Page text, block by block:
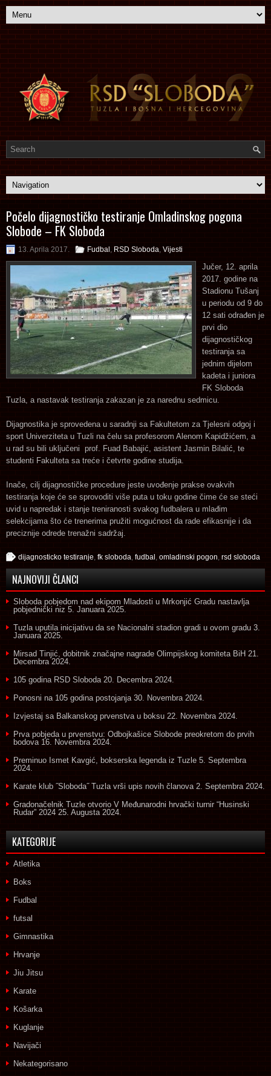
Počelo dijagnostičko testiranje Omladinskog pogona
Slobode – FK Sloboda
13. Aprila 2017. Fudbal RSD Sloboda Vijesti
Jučer, 12. aprila
2017. godine na
Stadionu Tušanj
u periodu od 9 do
12 sati odrađen je
prvi dio
dijagnostičkog
testiranja sa
jednim dijelom
kadeta i juniora
FK Sloboda
Tuzla, a nastavak testiranja zakazan je za narednu sedmicu.
Dijagnostika je sprovedena u saradnji sa Fakultetom za Tjelesni odgoj i
sport Univerziteta u Tuzli na čelu sa profesorom Alenom Kapidžićem, a
u rad su bili uključeni prof. Fuad Babajić, asistent Jasmin Bilalić, te
studenti Fakulteta sa treće i četvrte godine studija.
Inače, cilj dijagnostičke procedure jeste uvođenje prakse ovakvih
testiranja koje će se sprovoditi više puta u toku godine čime će se steći
uvid u napredak i stanje treniranosti svakog fudbalera u mlađim
selekcijama što će trenerima pružiti mogućnost da rade efikasnije i da
preciznije odrede trenažni sadržaj.
dijagnosticko testiranje fk sloboda fudbal omladinski pogon rsd sloboda
NAJNOVIJI ČLANCI
Sloboda pobjedom nad ekipom Mladosti u Mrkonjić Gradu nastavlja
pobjednički niz 5. Januara 2025.
Tuzla uputila inicijativu da se Nacionalni stadion gradi u ovom gradu 3.
Januara 2025.
Mirsad Tinjić, dobitnik značajne nagrade Olimpijskog komiteta BiH 21.
Decembra 2024.
105 godina RSD Sloboda 20. Decembra 2024.
Ponosni na 105 godina postojanja 30. Novembra 2024.
Izvjestaj sa Balkanskog prvenstva u boksu 22. Novembra 2024.
Prva pobjeda u prvenstvu: Odbojkašice Slobode preokretom do prvih
bodova 16. Novembra 2024.
Preminuo Ismet Kavgić, bokserska legenda iz Tuzle 5. Septembra
2024.
Karate klub ˝Sloboda˝ Tuzla vrši upis novih članova 2. Septembra 2024.
Gradonačelnik Tuzle otvorio V Međunarodni hrvački turnir “Husinski
Rudar” 2024 25. Augusta 2024.
KATEGORIJE
Atletika
Boks
Fudbal
futsal
Gimnastika
Hrvanje
Jiu Jitsu
Karate
Košarka
Kuglanje
Navijači
Nekategorisano